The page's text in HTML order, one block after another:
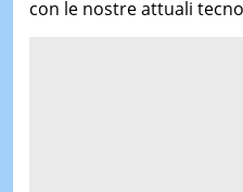
con le nostre attuali